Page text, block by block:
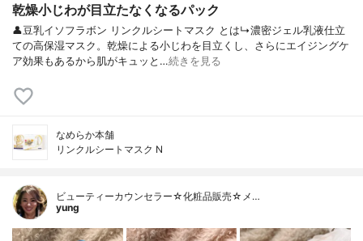
乾燥小じわが目立たなくなるパック
👤豆乳イソフラボン リンクルシートマスク とは↳濃密ジェル乳液仕立
ての高保湿マスク。乾燥による小じわを目立くし、さらにエイジングケ
ア効果もあるから肌がキュッと…続きを見る
なめらか本舗
リンクルシートマスク N
ビューティーカウンセラー☆化粧品販売☆メ…
yung